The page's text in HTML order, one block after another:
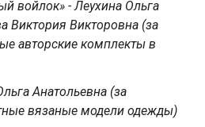
войлок» - Леухина Ольга
Виктория Викторовна (за
авторские комплекты в
Анатольевна (за
вязаные модели одежды)